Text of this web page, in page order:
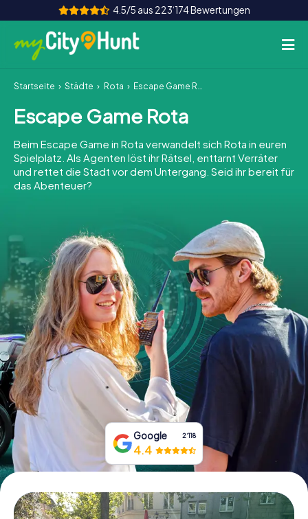
4.5/5 aus 223‘174 Bewertungen
So funktioniert's
Städte
Touren
Teamevent
INT AT CH
DE
ES
FR UK
IE
IT
NL
Tickets buchen
Gutscheine bestellen
Startseite Städte Rota Escape Game Rota
Escape Game Rota
Beim Escape Game in Rota verwandelt sich Rota in euren
Spielplatz. Als Agenten löst ihr Rätsel, enttarnt Verräter
und rettet die Stadt vor dem Untergang. Seid ihr bereit für
das Abenteuer?
Google 2‘118
4.4